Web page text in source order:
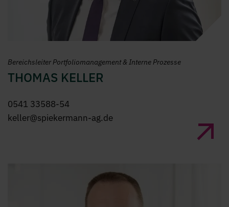
„Wir stehen für eine fundierte
Anlagestrategie, die sich an den Zielen
unserer Mandanten ausrichtet.“
Bereichsleiter Portfoliomanagement & Interne Prozesse
THOMAS KELLER
0541 33588-54
keller@spiekermann-ag.de